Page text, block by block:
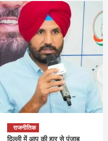
राजनीतिक
दिल्ली में आप की हार से पंजाब